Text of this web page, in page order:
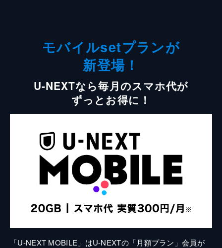
モバイルsetプランが
新登場！
U-NEXTなら毎月のスマホ代が
ずっとお得に！
「U-NEXT MOBILE」はU-NEXTの「月額プラン」会員が